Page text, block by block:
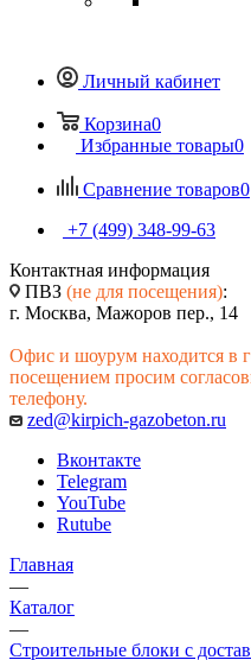
Личный кабинет
Корзина0
Избранные товары0
Сравнение товаров0
+7 (499) 348-99-63
Контактная информация
ПВЗ (не для посещения):
г. Москва, Мажоров пер., 14
Офис и шоурум находится в
посещением просим
телефону.
zed@kirpich-gazobeton.ru
Вконтакте
Telegram
YouTube
Rutube
Главная
—
Каталог
—
Строительные блоки с